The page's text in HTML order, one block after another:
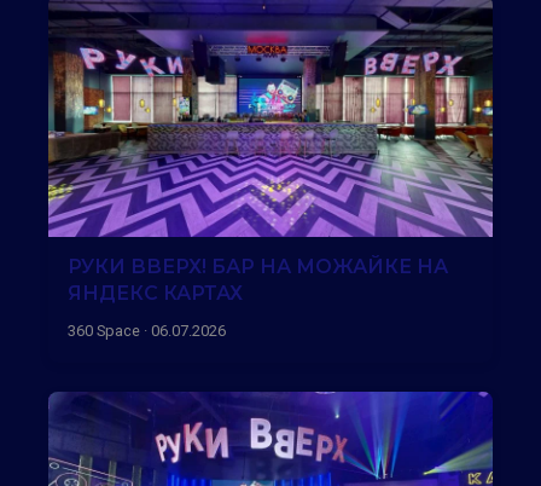
РУКИ ВВЕРХ! БАР НА МОЖАЙКЕ НА
ЯНДЕКС КАРТАХ
360 Space · 06.07.2026